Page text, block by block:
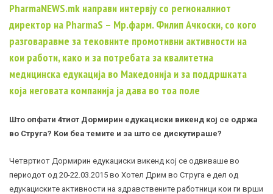
PharmaNEWS.mk направи интервју со регионалниот
директор на PharmaS – Мр.фарм. Филип Ачкоски, со кого
разговаравме за тековните промотивни активности на
кои работи, како и за потребата за квалитетна
медицинска едукација во Македонија и за поддршката
која неговата компанија ја дава во тоа поле
Што опфати 4тиот Дормирин едукациски викенд кој се одржа
во Струга? Кои беа темите и за што се дискутираше?
Четвртиот Дормирин едукациски викенд кој се одвиваше во
периодот од 20-22.03.2015 во Хотел Дрим во Струга е дел од
едукациските активности на здравствените работници кои ги врши